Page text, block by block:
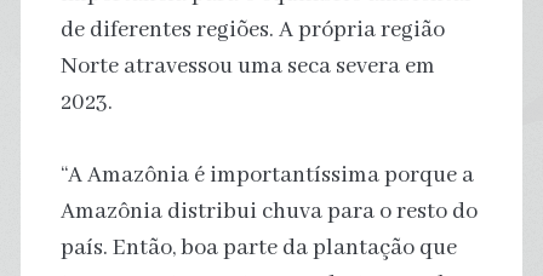
de diferentes regiões. A própria região
Norte atravessou uma seca severa em
2023.
“A Amazônia é importantíssima porque a
Amazônia distribui chuva para o resto do
país. Então, boa parte da plantação que